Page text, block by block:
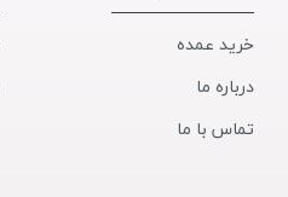
خرید عمده
درباره ما
تماس با ما